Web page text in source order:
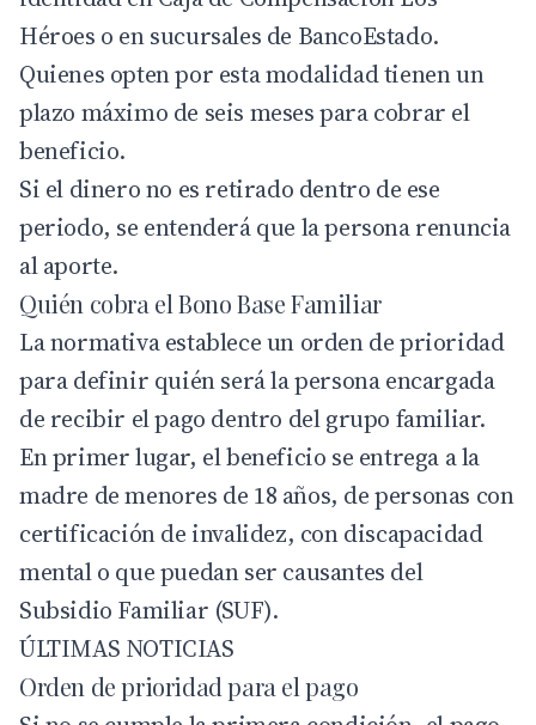
Héroes o en sucursales de BancoEstado.
Quienes opten por esta modalidad tienen un
plazo máximo de seis meses para cobrar el
beneficio.
Si el dinero no es retirado dentro de ese
periodo, se entenderá que la persona renuncia
al aporte.
Quién cobra el Bono Base Familiar
La normativa establece un orden de prioridad
para definir quién será la persona encargada
de recibir el pago dentro del grupo familiar.
En primer lugar, el beneficio se entrega a la
madre de menores de 18 años, de personas con
certificación de invalidez, con discapacidad
mental o que puedan ser causantes del
Subsidio Familiar (SUF).
ÚLTIMAS NOTICIAS
Orden de prioridad para el pago